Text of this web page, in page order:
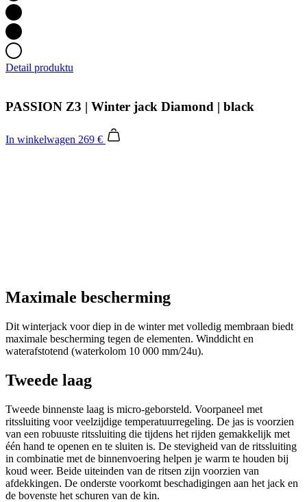
Detail produktu
PASSION Z3 | Winter jack Diamond | black
In winkelwagen 269 €
Maximale bescherming
Dit winterjack voor diep in de winter met volledig membraan biedt
maximale bescherming tegen de elementen. Winddicht en
waterafstotend (waterkolom 10 000 mm/24u).
Tweede laag
Tweede binnenste laag is micro-geborsteld. Voorpaneel met
ritssluiting voor veelzijdige temperatuurre­geling. De jas is voorzien
van een robuuste ritssluiting die tijdens het rijden gemakkelijk met
één hand te openen en te sluiten is. De stevigheid van de ritssluiting
in combinatie met de binnenvoering helpen je warm te houden bij
koud weer. Beide uiteinden van de ritsen zijn voorzien van
afdekkingen. De onderste voorkomt beschadigingen aan het jack en
de bovenste het schuren van de kin.